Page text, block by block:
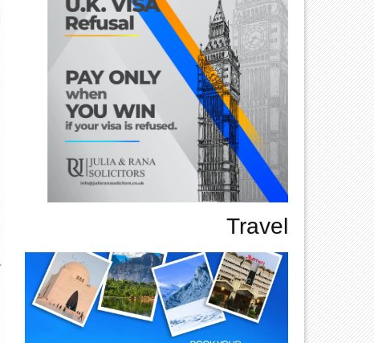
Travel